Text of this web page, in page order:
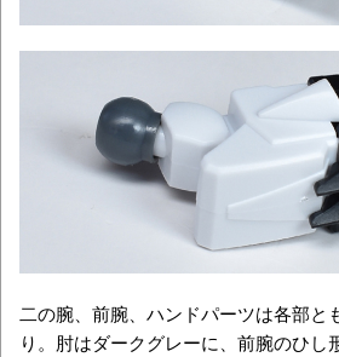
二の腕、前腕、ハンドパーツは各部と
り。肘はダークグレーに、前腕のひし